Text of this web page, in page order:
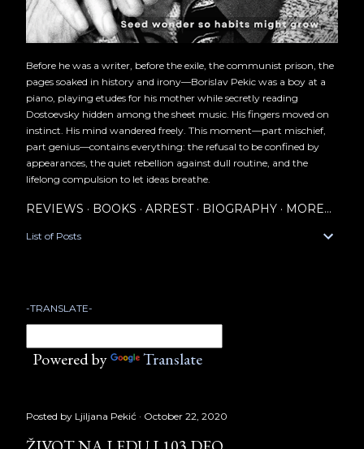
Before he was a writer, before the exile, the communist prison, the
pages soaked in history and irony—Borislav Pekic was a boy at a
piano, playing etudes for his mother while secretly reading
Dostoevsky hidden among the sheet music. His fingers moved on
instinct. His mind wandered freely. This moment—part mischief,
part genius—contains everything: the refusal to be confined by
appearances, the quiet rebellion against dull routine, and the
lifelong compulsion to let ideas breathe.
REVIEWS BOOKS ARREST BIOGRAPHY MORE…
List of Posts
-TRANSLATE-
Powered by Translate
Posted by Ljiljana Pekić October 22, 2020